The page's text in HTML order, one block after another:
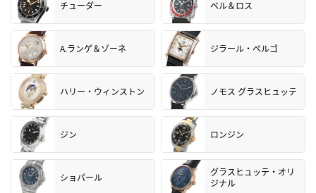
チューダー ベル＆ロス
A.ランゲ＆ゾーネ ジラール・ペルゴ
ハリー・ウィンストン ノモス グラスヒュッテ
ジン ロンジン
ショパール
グラスヒュッテ・オリ
ジナル